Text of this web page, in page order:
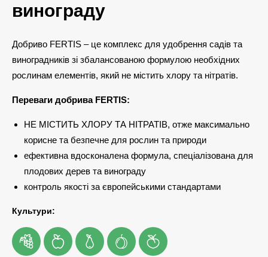
винограду
Добриво FERTIS – це комплекс для удобрення садів та
виноградників зі збалансованою формулою необхідних
рослинам елементів, який не містить хлору та нітратів.
Переваги добрива FERTIS:
НЕ МІСТИТЬ ХЛОРУ ТА НІТРАТІВ, отже максимально
корисне та безпечне для рослин та природи
ефективна вдосконалена формула, спеціалізована для
плодових дерев та винограду
контроль якості за європейськими стандартами
Культури: